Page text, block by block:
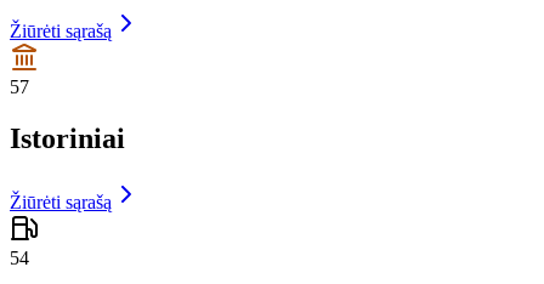
Žiūrėti sąrašą
57
Istoriniai
Žiūrėti sąrašą
54